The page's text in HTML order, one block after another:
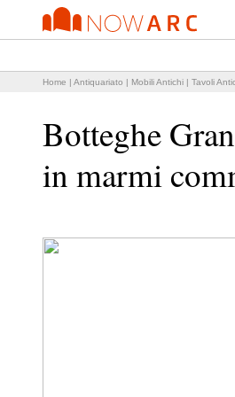
Home | Antiquariato | Mobili Antichi | Tavoli
Botteghe
in marmi